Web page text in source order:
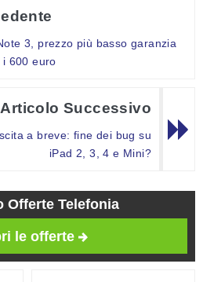
3, prezzo più basso garanzia
600 euro
Articolo Successivo
a breve: fine dei bug su
iPad 2, 3, 4 e Mini?
Offerte Telefonia
le offerte